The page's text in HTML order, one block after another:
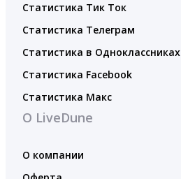
Статистика Тик Ток
Статистика Телеграм
Статистика в Одноклассниках
Статистика Facebook
Статистика Макс
О LiveDune
О компании